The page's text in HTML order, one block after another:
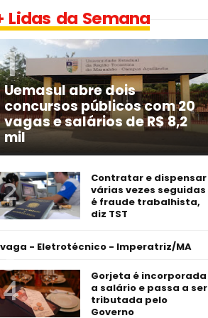
Lidas da Semana
Uemasul abre dois
concursos públicos com 20
vagas e salários de R$ 8,2
mil
Contratar e dispensar
várias vezes seguidas
é fraude trabalhista,
diz TST
vaga - Eletrotécnico -­ Imperatriz/MA
Gorjeta é incorporada
a salário e passa a ser
tributada pelo
Governo